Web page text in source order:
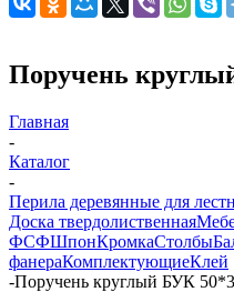
Поручень
Главная
-
Каталог
-
Перила деревянные для
Доска твердолиственная
ФСФШпонКромкаСтолбы
фанераКомплектующиеКлей
-Поручень круглый БУК